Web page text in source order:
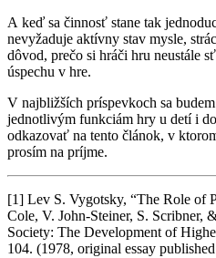
A keď sa činnosť stane tak
nevyžaduje aktívny stav mysle,
dôvod, prečo si hráči hru neustále
úspechu v hre.
V najbližších príspevkoch sa
jednotlivým funkciám hry u detí i
odkazovať na tento článok, v
prosím na príjme.
[1] Lev S. Vygotsky, “The Role of
Cole, V. John-Steiner, S. Scribner,
Society: The Development of
104. (1978, original essay